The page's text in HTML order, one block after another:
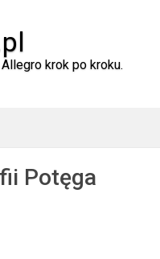
krok po kroku.
Potęga